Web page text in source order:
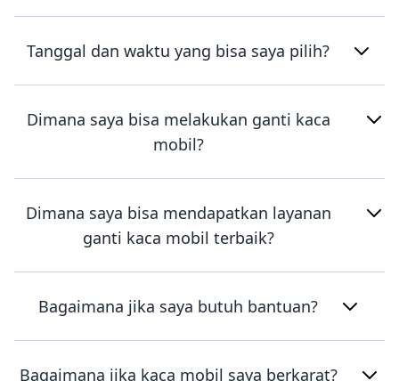
Tanggal dan waktu yang bisa saya pilih?
Dimana saya bisa melakukan ganti kaca
mobil?
Dimana saya bisa mendapatkan layanan
ganti kaca mobil terbaik?
Bagaimana jika saya butuh bantuan?
Bagaimana jika kaca mobil saya berkarat?